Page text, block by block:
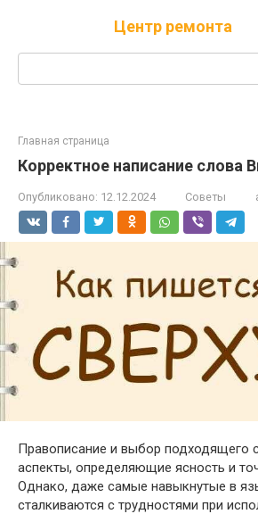
Центр ремонта
Поиск:
Главная страница
Корректное написание
Опубликовано: 12.12.2024 Советы
Правописание и выбор подходящего
аспекты, определяющие ясность и
Однако, даже самые навыкнутые в
сталкиваются с трудностями при